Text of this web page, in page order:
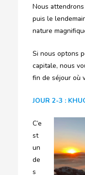
Nous
puis le
nature
Si nous optons
capitale, nous
fin de séjour où
JOUR 2-3 :
C’e
st
un
de
s